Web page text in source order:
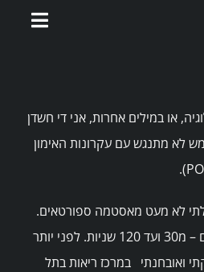
אימוני PowerWatts
או במילים אחרות, אני די חשדן
לא מתנגש עם עקרונות האימון
לא מעט מאסטמה ספורטאים.
בעיקר במאמצים אנאירובים – מ30 ועד 120 שניות. לפני יותר
(2002-3) נבדקתי ואובחנתי במרכז ריאות בתל